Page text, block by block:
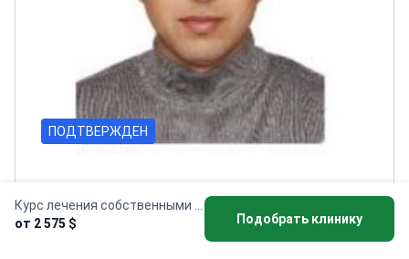
от 2 575 $
Подобрать клинику
ПОДТВЕРЖДЕН
7 лет опыта